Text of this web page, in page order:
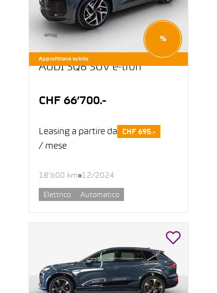
Approfittane subito
%
AUDI SQ6 SUV e-tron
CHF 66’700.-
Leasing a partire da CHF 695.-
/ mese
18’600 km 12/2024
Elettrico Automatico